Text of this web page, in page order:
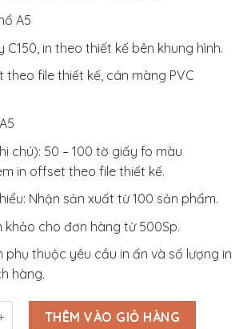
A5
C150, in theo thiết kế bên khung hình.
theo file thiết kế, cán màng PVC
chú): 50 – 100 tờ giấy fo màu
in offset theo file thiết kế.
Nhận sản xuất từ 100 sản phẩm.
cho đơn hàng từ 500Sp.
phụ thuộc yêu cầu in ấn và số lượng in
hàng.
Dán Gáy In logo - ST3S017 số lượng
THÊM VÀO GIỎ HÀNG